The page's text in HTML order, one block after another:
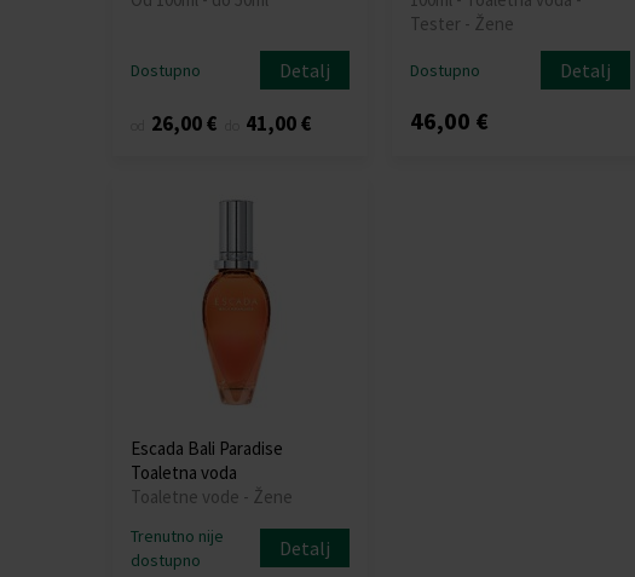
Dostupno Detalj
26,00 € 41,00 €
Tester - Žene
Dostupno Detalj
46,00 €
Escada Bali Paradise
Toaletna voda
Toaletne vode - Žene
Trenutno nije
dostupno
Detalj